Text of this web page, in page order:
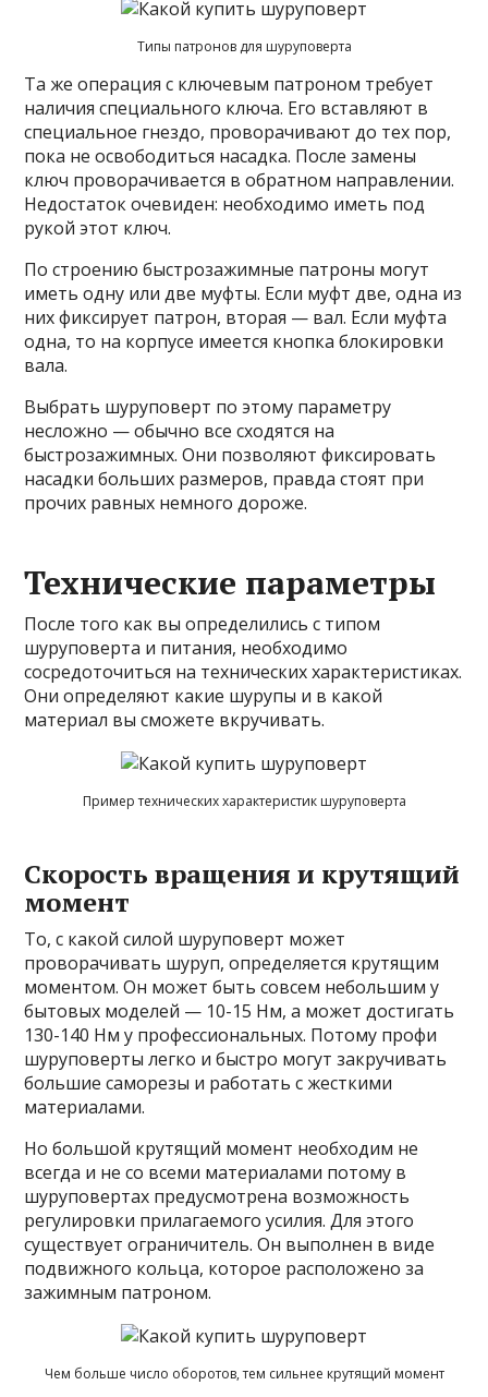
Типы патронов для шуруповерта
Та же операция с ключевым патроном требует
наличия специального ключа. Его вставляют в
специальное гнездо, проворачивают до тех пор,
пока не освободиться насадка. После замены
ключ проворачивается в обратном направлении.
Недостаток очевиден: необходимо иметь под
рукой этот ключ.
По строению быстрозажимные патроны могут
иметь одну или две муфты. Если муфт две, одна из
них фиксирует патрон, вторая — вал. Если муфта
одна, то на корпусе имеется кнопка блокировки
вала.
Выбрать шуруповерт по этому параметру
несложно — обычно все сходятся на
быстрозажимных. Они позволяют фиксировать
насадки больших размеров, правда стоят при
прочих равных немного дороже.
Технические параметры
После того как вы определились с типом
шуруповерта и питания, необходимо
сосредоточиться на технических характеристиках.
Они определяют какие шурупы и в какой
материал вы сможете вкручивать.
Пример технических характеристик шуруповерта
Скорость вращения и крутящий
момент
То, с какой силой шуруповерт может
проворачивать шуруп, определяется крутящим
моментом. Он может быть совсем небольшим у
бытовых моделей — 10-15 Нм, а может достигать
130-140 Нм у профессиональных. Потому профи
шуруповерты легко и быстро могут закручивать
большие саморезы и работать с жесткими
материалами.
Но большой крутящий момент необходим не
всегда и не со всеми материалами потому в
шуруповертах предусмотрена возможность
регулировки прилагаемого усилия. Для этого
существует ограничитель. Он выполнен в виде
подвижного кольца, которое расположено за
зажимным патроном.
Чем больше число оборотов, тем сильнее крутящий момент